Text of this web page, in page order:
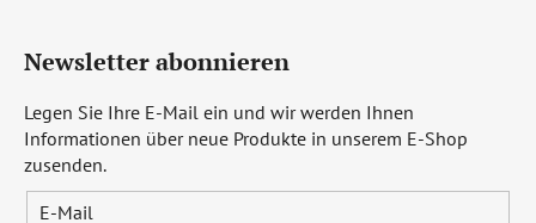
Newsletter abonnieren
Legen Sie Ihre E-Mail ein und wir werden Ihnen
Informationen über neue Produkte in unserem E-Shop
zusenden.
E-Mail